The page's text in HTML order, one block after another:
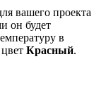
вашего проекта
он будет
в
цвет Красный.